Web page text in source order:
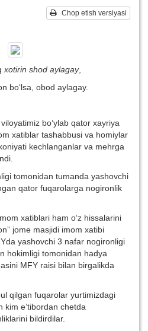
Chop etish versiyasi
xotirin shod aylagay,
bo‘lsa, obod aylagay.
bo‘ylab qator xayriya
xatiblar tashabbusi va homiylar
kechlanganlar va mehrga
tomonidan tumanda yashovchi
qator fuqarolarga nogironlik
xatiblari ham o‘z hissalarini
jome masjidi imom xatibi
yashovchi 3 nafar nogironligi
hokimligi tomonidan hadya
MFY raisi bilan birgalikda
qilgan fuqarolar yurtimizdagi
kim e’tibordan chetda
bildirdilar.